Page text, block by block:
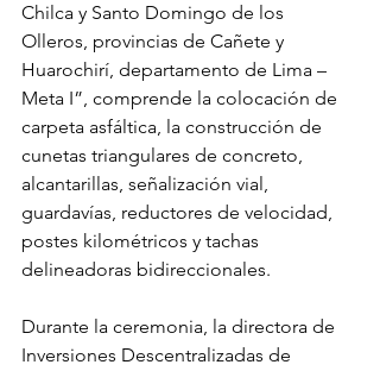
Chilca y Santo Domingo de los
Olleros, provincias de Cañete y
Huarochirí, departamento de Lima –
Meta I”, comprende la colocación de
carpeta asfáltica, la construcción de
cunetas triangulares de concreto,
alcantarillas, señalización vial,
guardavías, reductores de velocidad,
postes kilométricos y tachas
delineadoras bidireccionales.
Durante la ceremonia, la directora de
Inversiones Descentralizadas de